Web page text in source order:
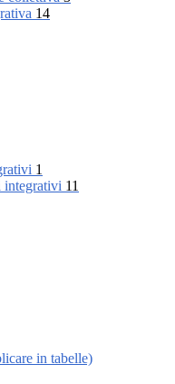
14
1
integrativi 11
in tabelle)